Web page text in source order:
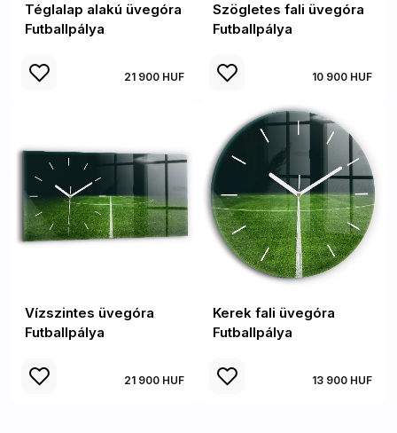
Téglalap alakú üvegóra
Futballpálya
21 900 HUF
Szögletes fali üvegóra
Futballpálya
10 900 HUF
Vízszintes üvegóra
Futballpálya
21 900 HUF
Kerek fali üvegóra
Futballpálya
13 900 HUF